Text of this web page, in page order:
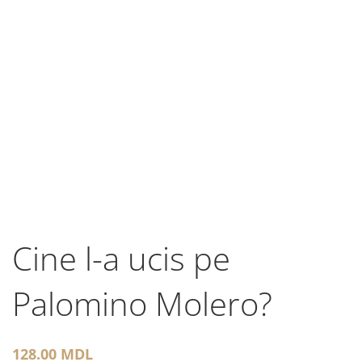
Cine l-a ucis pe
Palomino Molero?
128.00 MDL